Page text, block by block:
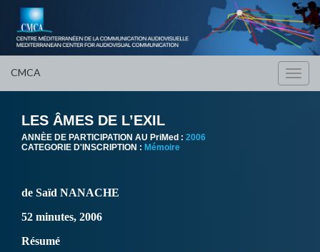
CMCA
LES ÂMES DE L’EXIL
ANNÈE DE PARTICIPATION AU PriMed : 2006
CATEGORIE D'INSCRIPTION : Mémoire
de Saïd NANACHE
52 minutes, 2006
Résumé